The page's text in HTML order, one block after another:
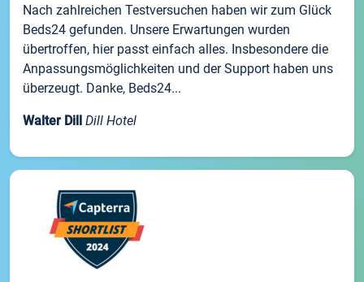
Nach zahlreichen Testversuchen haben wir zum Glück
Beds24 gefunden. Unsere Erwartungen wurden
übertroffen, hier passt einfach alles. Insbesondere die
Anpassungsmöglichkeiten und der Support haben uns
überzeugt. Danke, Beds24...
Walter Dill Dill Hotel